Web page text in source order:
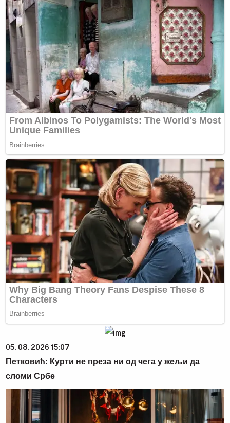
05. 08. 2026 15:07
Петковић: Курти не преза ни од чега у жељи да
сломи Србе